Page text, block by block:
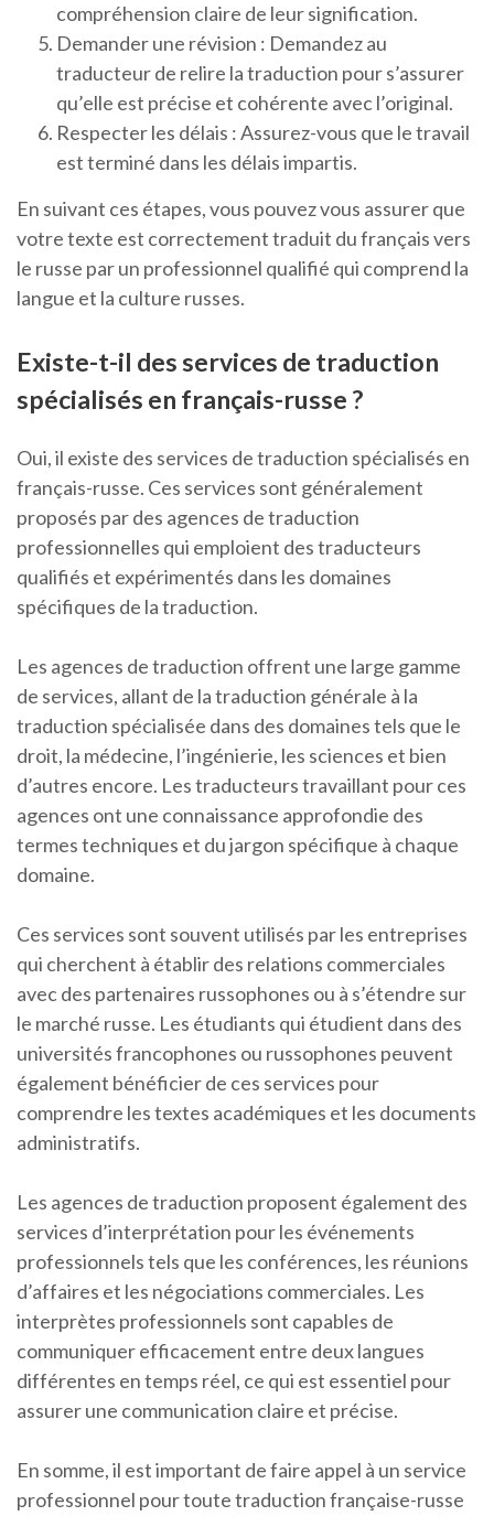
compréhension claire de leur signification.
Demander une révision : Demandez au
traducteur de relire la traduction pour s’assurer
qu’elle est précise et cohérente avec l’original.
Respecter les délais : Assurez-vous que le travail
est terminé dans les délais impartis.
En suivant ces étapes, vous pouvez vous assurer que
votre texte est correctement traduit du français vers
le russe par un professionnel qualifié qui comprend la
langue et la culture russes.
Existe-t-il des services de traduction
spécialisés en français-russe ?
Oui, il existe des services de traduction spécialisés en
français-russe. Ces services sont généralement
proposés par des agences de traduction
professionnelles qui emploient des traducteurs
qualifiés et expérimentés dans les domaines
spécifiques de la traduction.
Les agences de traduction offrent une large gamme
de services, allant de la traduction générale à la
traduction spécialisée dans des domaines tels que le
droit, la médecine, l’ingénierie, les sciences et bien
d’autres encore. Les traducteurs travaillant pour ces
agences ont une connaissance approfondie des
termes techniques et du jargon spécifique à chaque
domaine.
Ces services sont souvent utilisés par les entreprises
qui cherchent à établir des relations commerciales
avec des partenaires russophones ou à s’étendre sur
le marché russe. Les étudiants qui étudient dans des
universités francophones ou russophones peuvent
également bénéficier de ces services pour
comprendre les textes académiques et les documents
administratifs.
Les agences de traduction proposent également des
services d’interprétation pour les événements
professionnels tels que les conférences, les réunions
d’affaires et les négociations commerciales. Les
interprètes professionnels sont capables de
communiquer efficacement entre deux langues
différentes en temps réel, ce qui est essentiel pour
assurer une communication claire et précise.
En somme, il est important de faire appel à un service
professionnel pour toute traduction française-russe